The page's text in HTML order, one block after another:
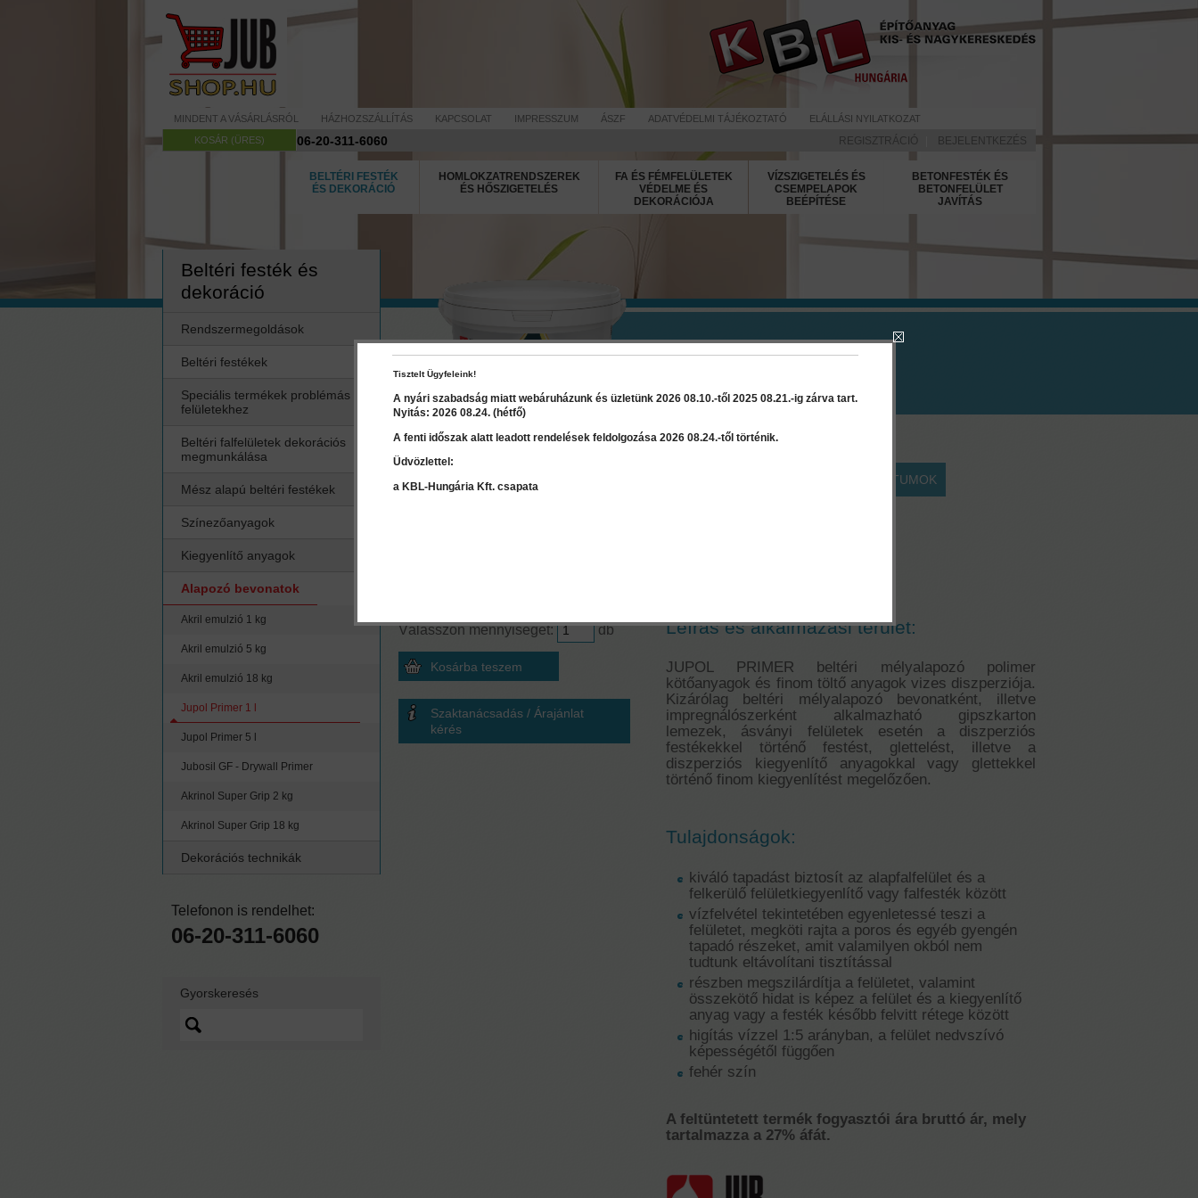
MINDENT A VÁSÁRLÁSRÓL HÁZHOZSZÁLLÍTÁS KAPCSOLAT IMPRESSZUM ÁSZF ADATVÉDELMI TÁJÉKOZTATÓ
ELÁLLÁSI NYILATKOZAT
KOSÁR (ÜRES)
06-20-311-6060 REGISZTRÁCIÓ BEJELENTKEZÉS
BELTÉRI FESTÉK
ÉS DEKORÁCIÓ
HOMLOKZATRENDSZEREK
ÉS HŐSZIGETELÉS
FA ÉS FÉMFELÜLETEK
VÉDELME ÉS
DEKORÁCIÓJA
VÍZSZIGETELÉS ÉS
CSEMPELAPOK
BEÉPÍTÉSE
BETONFESTÉK ÉS
BETONFELÜLET
JAVÍTÁS
Beltéri festék és
dekoráció
Rendszermegoldások
Beltéri festékek
Speciális termékek problémás
felületekhez
Beltéri falfelületek dekorációs
megmunkálása
Mész alapú beltéri festékek
Színezőanyagok
Kiegyenlítő anyagok
Alapozó bevonatok
Akril emulzió 1 kg
Akril emulzió 5 kg
Akril emulzió 18 kg
Jupol Primer 1 l
Jupol Primer 5 l
Jubosil GF - Drywall Primer
Akrinol Super Grip 2 kg
Akrinol Super Grip 18 kg
Dekorációs technikák
Telefonon is rendelhet:
06-20-311-6060
Gyorskeresés
Jupol Primer 1 l
DOKUMENTUMOK
Leírás és alkalmazási terület:
JUPOL PRIMER beltéri mélyalapozó polimer
kötőanyagok és finom töltő anyagok vizes diszperziója.
Kizárólag beltéri mélyalapozó bevonatként, illetve
impregnálószerként alkalmazható gipszkarton
lemezek, ásványi felületek esetén a diszperziós
festékekkel történő festést, glettelést, illetve a
diszperziós kiegyenlítő anyagokkal vagy glettekkel
történő finom kiegyenlítést megelőzően.
Tulajdonságok:
kiváló tapadást biztosít az alapfalfelület és a
felkerülő felületkiegyenlítő vagy falfesték között
vízfelvétel tekintetében egyenletessé teszi a
felületet, megköti rajta a poros és egyéb gyengén
tapadó részeket, amit valamilyen okból nem
tudtunk eltávolítani tisztítással
részben megszilárdítja a felületet, valamint
összekötő hidat is képez a felület és a kiegyenlítő
anyag vagy a festék később felvitt rétege között
higítás vízzel 1:5 arányban, a felület nedvszívó
képességétől függően
fehér szín
A feltüntetett termék fogyasztói ára bruttó ár, mely
tartalmazza a 27% áfát.
Válasszon mennyiséget: db
Szaktanácsadás / Árajánlat
kérés
Tisztelt Ügyfeleink!
A nyári szabadság miatt webáruházunk és üzletünk 2026 08.10.-től 2025 08.21.-ig zárva tart.
Nyitás: 2026 08.24. (hétfő)
A fenti időszak alatt leadott rendelések feldolgozása 2026 08.24.-től történik.
Üdvözlettel:
a KBL-Hungária Kft. csapata